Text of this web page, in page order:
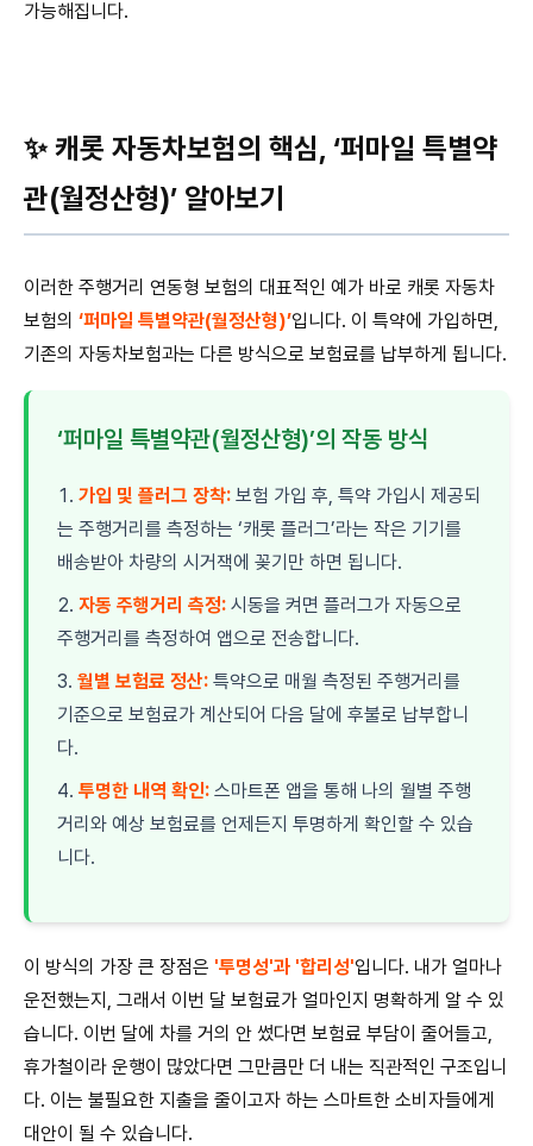
가능해집니다.
✨ 캐롯 자동차보험의 핵심, ‘퍼마일 특별약
관(월정산형)’ 알아보기
이러한 주행거리 연동형 보험의 대표적인 예가 바로 캐롯 자동차
보험의 ‘퍼마일 특별약관(월정산형)’입니다. 이 특약에 가입하면,
기존의 자동차보험과는 다른 방식으로 보험료를 납부하게 됩니다.
‘퍼마일 특별약관(월정산형)’의 작동 방식
가입 및 플러그 장착: 보험 가입 후, 특약 가입시 제공되
는 주행거리를 측정하는 ‘캐롯 플러그’라는 작은 기기를
배송받아 차량의 시거잭에 꽂기만 하면 됩니다.
자동 주행거리 측정: 시동을 켜면 플러그가 자동으로
주행거리를 측정하여 앱으로 전송합니다.
월별 보험료 정산: 특약으로 매월 측정된 주행거리를
기준으로 보험료가 계산되어 다음 달에 후불로 납부합니
다.
투명한 내역 확인: 스마트폰 앱을 통해 나의 월별 주행
거리와 예상 보험료를 언제든지 투명하게 확인할 수 있습
니다.
이 방식의 가장 큰 장점은 '투명성'과 '합리성'입니다. 내가 얼마나
운전했는지, 그래서 이번 달 보험료가 얼마인지 명확하게 알 수 있
습니다. 이번 달에 차를 거의 안 썼다면 보험료 부담이 줄어들고,
휴가철이라 운행이 많았다면 그만큼만 더 내는 직관적인 구조입니
다. 이는 불필요한 지출을 줄이고자 하는 스마트한 소비자들에게
대안이 될 수 있습니다.